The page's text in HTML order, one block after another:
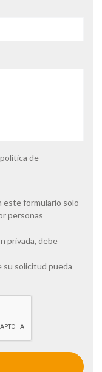
política de
este formulario solo
personas
privada, debe
su solicitud pueda